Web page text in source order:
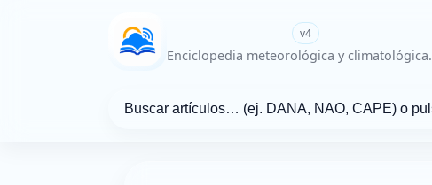
WikiMeteo.es v4
Enciclopedia meteorológica y climatológica.